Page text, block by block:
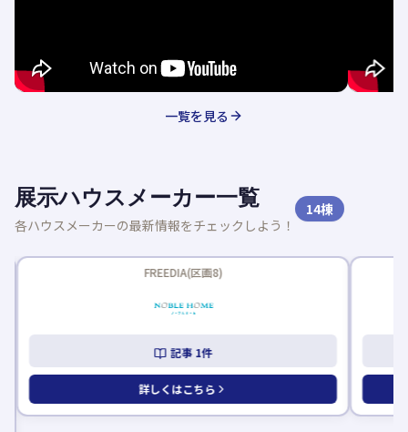
一覧を見る
展示ハウスメーカー一覧
各ハウスメーカーの最新情報をチェックしよう！
14棟
FREEDIA(区画8)
記事 1件
詳しくはこちら